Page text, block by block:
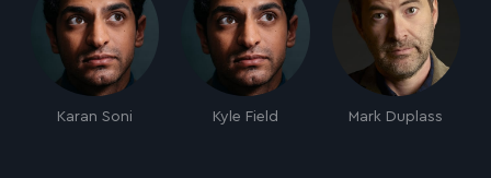
Karan Soni Kyle Field Mark Duplass